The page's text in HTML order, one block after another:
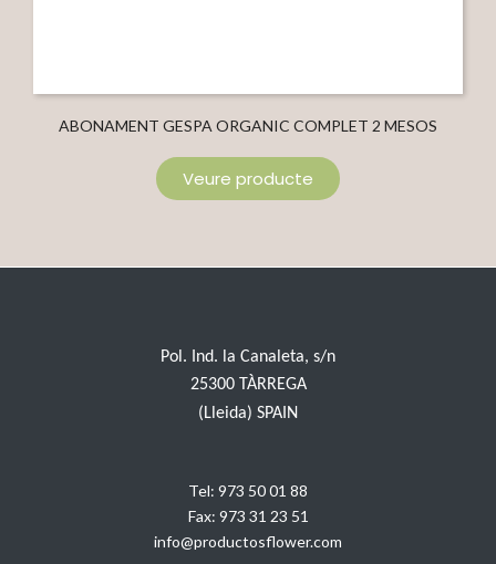
ABONAMENT GESPA ORGANIC COMPLET 2 MESOS
Veure producte
Pol. Ind. la Canaleta, s/n
25300 TÀRREGA
(Lleida) SPAIN
Tel: 973 50 01 88
Fax: 973 31 23 51
info@productosflower.com